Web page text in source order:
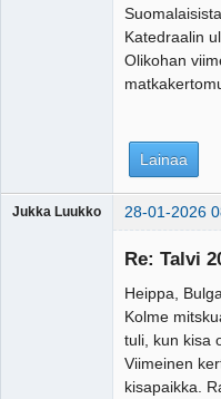
Katedraalin
Olikohan
Lainaa
Jukka Luukko 28-01-2026
Re: Talvi
Heippa,
Kolme
tuli, kun kisa
Viimeinen
kisapaikka.